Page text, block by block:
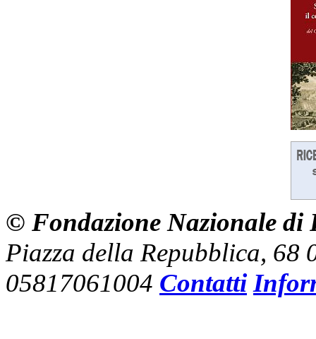
© Fondazione Nazionale di
Piazza della Repubblica, 68
05817061004 Contatti